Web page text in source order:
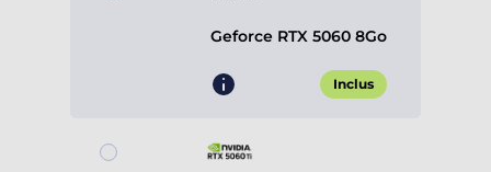
Geforce RTX 5060 8Go
Inclus